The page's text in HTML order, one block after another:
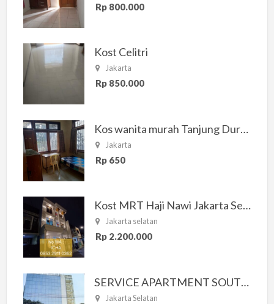
Rp 800.000
Kost Celitri
Jakarta
Rp 850.000
Kos wanita murah Tanjung Duren Jakarta Barat
Jakarta
Rp 650
Kost MRT Haji Nawi Jakarta Selatan
Jakarta selatan
Rp 2.200.000
SERVICE APARTMENT SOUTH RESIDENCE
Jakarta Selatan